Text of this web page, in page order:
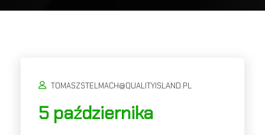
TOMASZSTELMACH@QUALITYISLAND.PL
5 października